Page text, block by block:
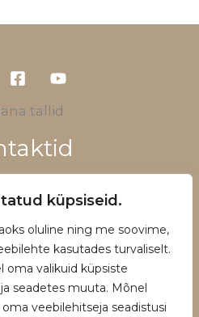
küpsiseid.
oluline ning me soovime,
kasutades turvaliselt.
oma valikuid küpsiste
seadetes muuta. Mõnel
veebilehitseja seadistusi
1028
ja privaatsuspoliitika